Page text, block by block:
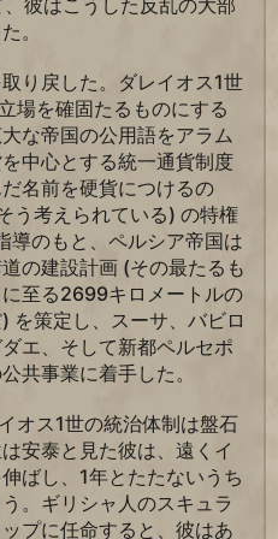
彼はこうした反乱の大部
。
り戻した。ダレイオス1世
場を確固たるものにする
な帝国の公用語をアラム
中心とする統一通貨制度
名前を硬貨につけるの
う考えられている) の特権
導のもと、ペルシア帝国は
の建設計画 (その最たるも
至る2699キロメートルの
を策定し、スーサ、バビロ
エ、そして新都ペルセポ
共事業に着手した。
オス1世の統治体制は盤石
安泰と見た彼は、遠くイ
ばし、1年とたたないうち
。ギリシャ人のスキュラ
プに任命すると、彼はあ